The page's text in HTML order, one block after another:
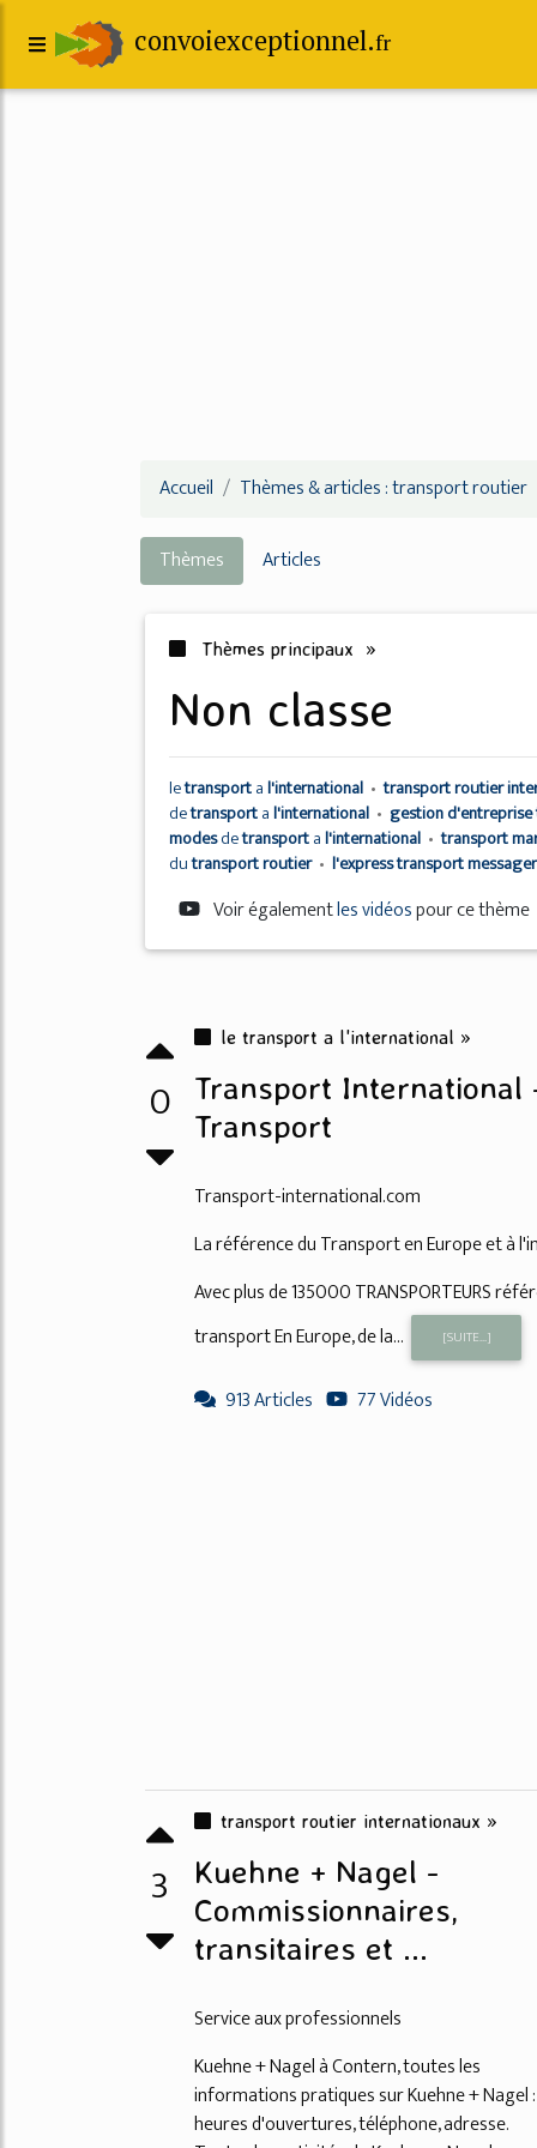
convoiexceptionnel.fr
Accueil Thèmes & articles : transport routier
Thèmes Articles
Thèmes principaux »
non classe
letransportal'international •transport routier
detransportal'international • gestion
modesdetransportal'international •transport
dutransport routier • l'express transport
Voir égalementles vidéospour ce thème
0
le transport a l'international »
Transport
Transport
Transport-international.com
La référence du Transport en Europe et à
Avec plus de 135000 TRANSPORTEURS
transport En Europe, de la...
[SUITE...]
913 Articles 77 Vidéos
3
transport routier internationaux »
Kuehne + Nagel -
Commissionnaires,
transitaires et ...
Service aux professionnels
Kuehne + Nagel à Contern, toutes les
informations pratiques sur Kuehne + Nagel :
heures d'ouvertures, téléphone, adresse.